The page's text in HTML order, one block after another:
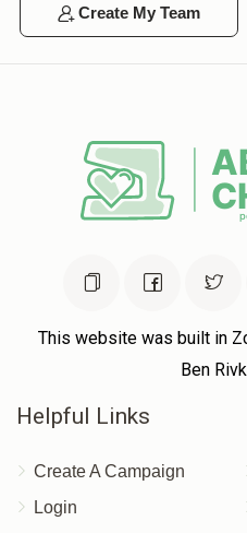
Create My Team
This website was built in
Ben
Helpful Links
Create A Campaign
Login